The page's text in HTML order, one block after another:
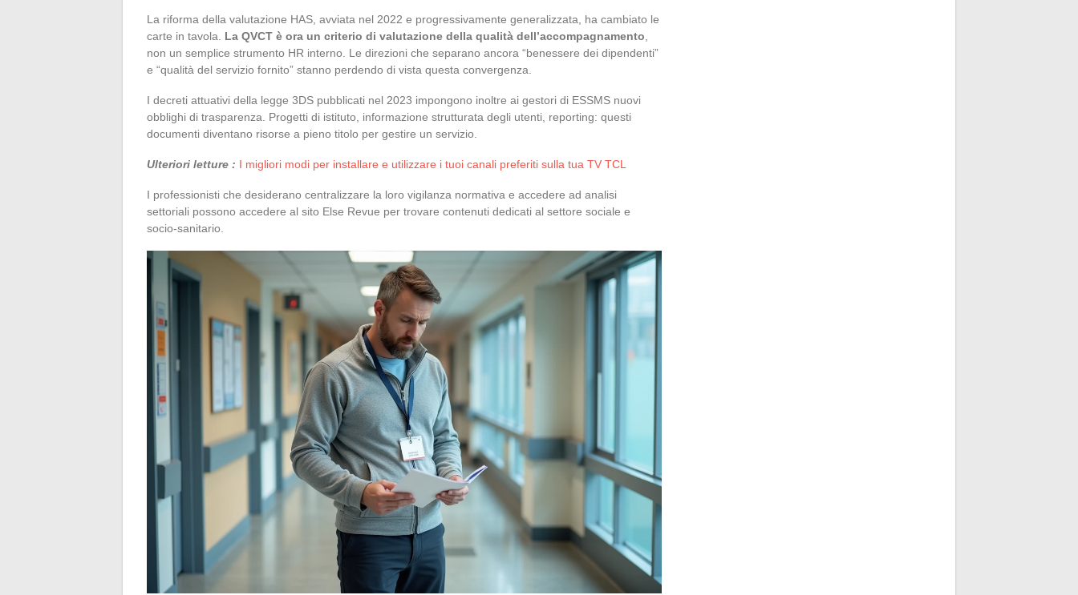
La riforma della valutazione HAS, avviata nel 2022 e progressivamente generalizzata, ha cambiato le
carte in tavola. La QVCT è ora un criterio di valutazione della qualità dell’accompagnamento
non un semplice strumento HR interno. Le direzioni che separano ancora “benessere dei dipendenti”
e “qualità del servizio fornito” stanno perdendo di vista questa convergenza.
I decreti attuativi della legge 3DS pubblicati nel 2023 impongono inoltre ai gestori di ESSMS nuovi
obblighi di trasparenza. Progetti di istituto, informazione strutturata degli utenti, reporting: questi
documenti diventano risorse a pieno titolo per gestire un servizio.
Ulteriori letture : I migliori modi per installare e utilizzare i tuoi canali preferiti sulla tua TV TCL
I professionisti che desiderano centralizzare la loro vigilanza normativa e accedere ad analisi
settoriali possono accedere al sito Else Revue per trovare contenuti dedicati al settore sociale e
socio-sanitario.